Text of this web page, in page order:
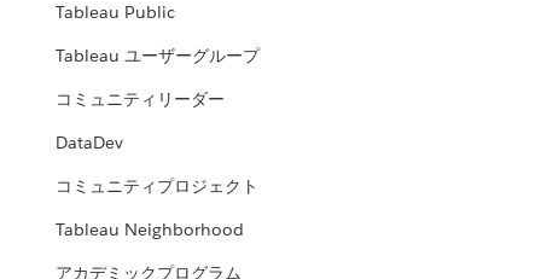
Tableau Public
Tableau ユーザーグループ
コミュニティリーダー
DataDev
コミュニティプロジェクト
Tableau Neighborhood
アカデミックプログラム